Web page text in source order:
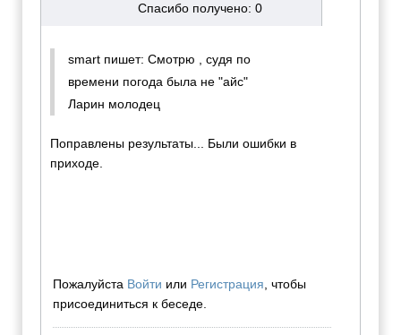
Спасибо получено: 0
smart пишет: Смотрю , судя по
времени погода была не "айс"
Ларин молодец
Поправлены результаты... Были ошибки в
приходе.
Пожалуйста Войти или Регистрация, чтобы
присоединиться к беседе.